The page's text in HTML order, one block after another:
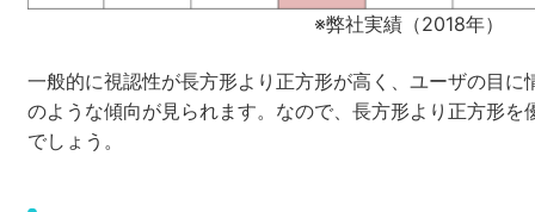
※弊社実績（2018年）
一般的に視認性が長方形より正方形が高く、ユーザの目に
のような傾向が見られます。なので、長方形より正方形を
でしょう。